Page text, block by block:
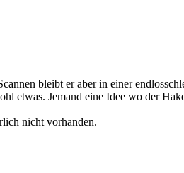
bleibt er aber in einer
etwas. Jemand eine Idee wo der
nicht vorhanden.